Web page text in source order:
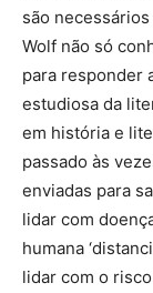
são
Wolf não só
para responder
estudiosa da
em história e
passado às
enviadas para
lidar com
humana
lidar com o